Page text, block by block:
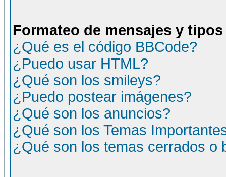
Formateo de mensajes y
¿Qué es el código BBCode?
¿Puedo usar HTML?
¿Qué son los smileys?
¿Puedo postear imágenes?
¿Qué son los anuncios?
¿Qué son los Temas
¿Qué son los temas cerrados o